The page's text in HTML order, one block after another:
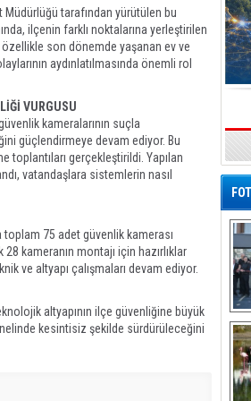
tarafından yürütülen bu
ilçenin farklı noktalarına yerleştirilen
son dönemde yaşanan ev ve
aydınlatılmasında önemli rol
VURGUSU
kameralarının suçla
güçlendirmeye devam ediyor. Bu
toplantıları gerçekleştirildi. Yapılan
vatandaşlara sistemlerin nasıl
75 adet güvenlik kamerası
kameranın montajı için hazırlıklar
ve altyapı çalışmaları devam ediyor.
altyapının ilçe güvenliğine büyük
kesintisiz şekilde sürdürüleceğini